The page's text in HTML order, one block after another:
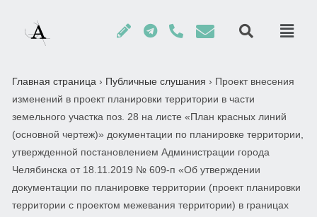
Главная страница › Публичные слушания › Проект внесения
изменений в проект планировки территории в части
земельного участка поз. 28 на листе «План красных линий
(основной чертеж)» документации по планировке территории,
утвержденной постановлением Администрации города
Челябинска от 18.11.2019 № 609-п «Об утверждении
документации по планировке территории (проект планировки
территории с проектом межевания территории) в границах